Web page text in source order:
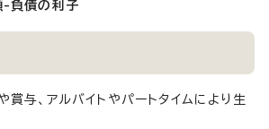
-負債の利子
賞与、アルバイトやパートタイムにより生